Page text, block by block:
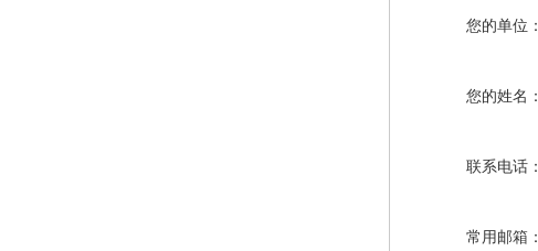
您的单位：
您的姓名：
联系电话：
常用邮箱：